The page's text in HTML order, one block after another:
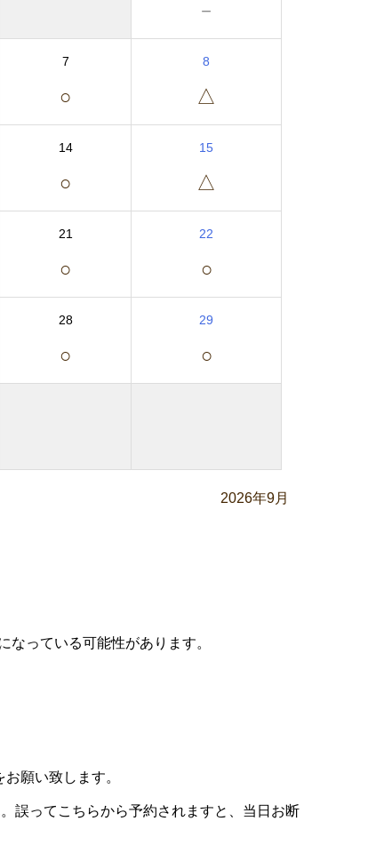
－
7
○
8
△
14
○
15
△
21
○
22
○
28
○
29
○
2026年9月
っている可能性があります。
お願い致します。
誤ってこちらから予約されますと、当日お断